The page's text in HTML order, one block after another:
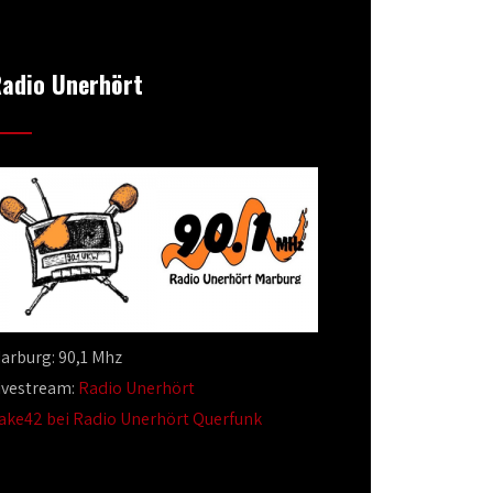
Unerhört
90,1 Mhz
Radio Unerhört
bei Radio Unerhört Querfunk